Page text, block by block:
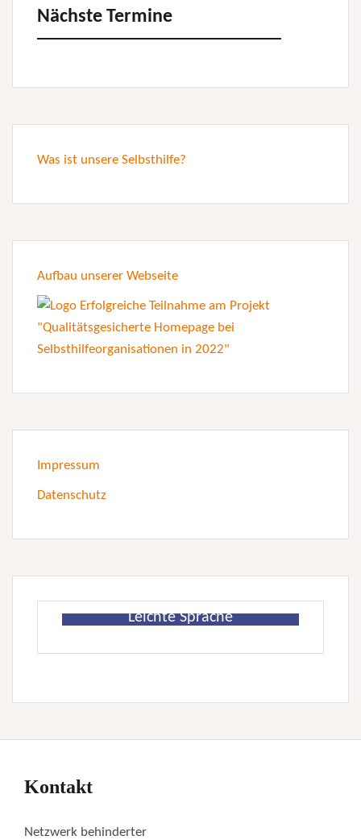
Nächste Termine
Was ist unsere Selbsthilfe?
Aufbau unserer Webseite
Impressum
Datenschutz
Leichte Sprache
Kontakt
Netzwerk behinderter